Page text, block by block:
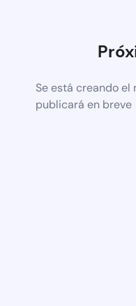
Se está creando el
publicará en breve